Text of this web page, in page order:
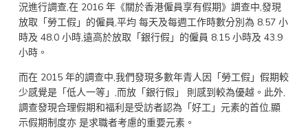
況進行調查,在 2016 年《關於香港僱員享有假期》調查中,發現
放取「勞工假」的僱員,平均 每天及每週工作時數分別為 8.57 小
時及 48.0 小時,遠高於放取「銀行假」的僱員 8.15 小時及 43.9
小時。
而在 2015 年的調查中,我們發現多數年青人因「勞工假」假期較
少感覺是「低人一等」,而放「銀行假」 則感到較為優越。此外,
調查發現合理假期和福利是受訪者認為「好工」元素的首位,顯
示假期制度亦 是求職者考慮的重要元素。